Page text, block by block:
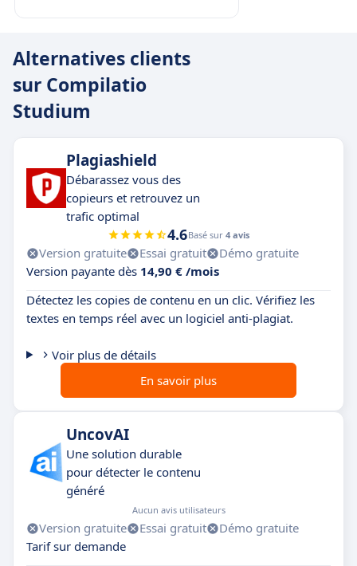
Alternatives clients
sur Compilatio
Studium
Plagiashield
Débarassez vous des
copieurs et retrouvez un
trafic optimal
4.6Basé sur 4 avis
Version gratuite Essai gratuit
Démo gratuite
Version payante dès 14,90 € /mois
Détectez les copies de contenu en un clic. Vérifiez les
textes en temps réel avec un logiciel anti-plagiat.
Voir plus de détails
En savoir plus
UncovAI
Une solution durable
pour détecter le contenu
généré
Aucun avis utilisateurs
Version gratuite Essai gratuit
Démo gratuite
Tarif sur demande